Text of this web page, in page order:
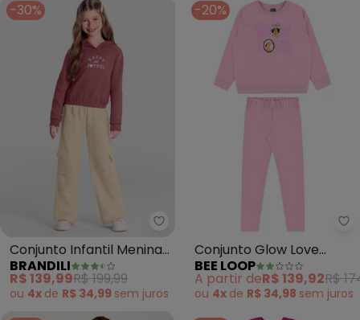
-30%
Brandili - Conjunto Infantil
Conjunto Infantil Menina
Bordado (Rosa)
BRANDILI
R$ 139,99R$ 199,99
ou 4x de R$ 34,99 sem juros
-20%
Conjunto Glow Love
Legging Rosa
BEE LOOP
A partir deR$ 139,92R$
ou 4x de R$ 34,98 sem juros